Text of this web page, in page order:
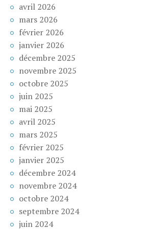
avril 2026
mars 2026
février 2026
janvier 2026
décembre 2025
novembre 2025
octobre 2025
juin 2025
mai 2025
avril 2025
mars 2025
février 2025
janvier 2025
décembre 2024
novembre 2024
octobre 2024
septembre 2024
juin 2024